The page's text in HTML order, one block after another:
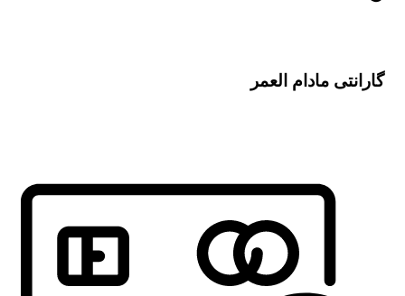
گارانتی مادام العمر